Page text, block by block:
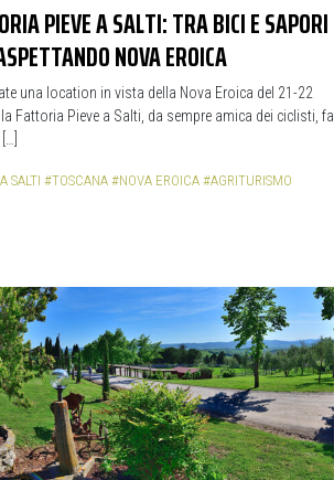
PIEVE A SALTI: TRA BICI E SAPORI
NOVA EROICA
una location in vista della Nova Eroica del 21-22
Fattoria Pieve a Salti, da sempre amica dei ciclisti, fa
SALTI #TOSCANA #NOVA EROICA #AGRITURISMO